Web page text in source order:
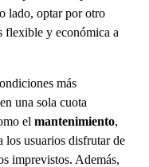
lado, optar por otro
flexible y económica a
más
una sola cuota
el mantenimiento,
los usuarios disfrutar de
imprevistos. Además,